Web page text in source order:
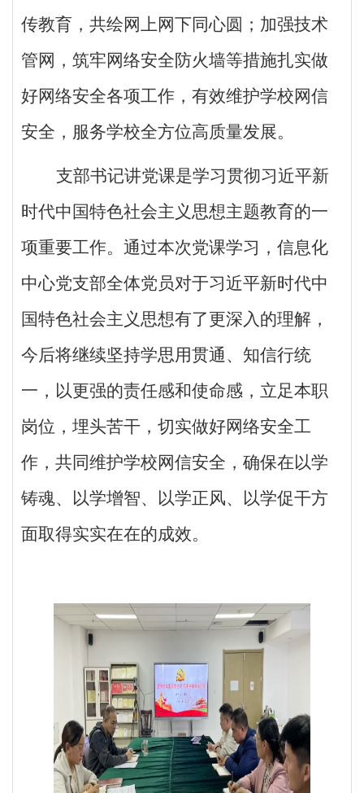
传教育，共绘网上网下同心圆；加强技术
管网，筑牢网络安全防火墙等措施扎实做
好网络安全各项工作，有效维护学校网信
安全，服务学校全方位高质量发展。
支部书记讲党课是学习贯彻习近平新
时代中国特色社会主义思想主题教育的一
项重要工作。通过本次党课学习，信息化
中心党支部全体党员对于习近平新时代中
国特色社会主义思想有了更深入的理解，
今后将继续坚持学思用贯通、知信行统
一，以更强的责任感和使命感，立足本职
岗位，埋头苦干，切实做好网络安全工
作，共同维护学校网信安全，确保在以学
铸魂、以学增智、以学正风、以学促干方
面取得实实在在的成效。